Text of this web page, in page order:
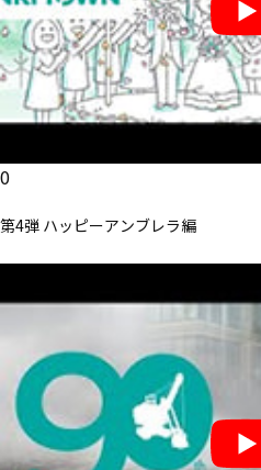
0
第4弾 ハッピーアンブレラ編